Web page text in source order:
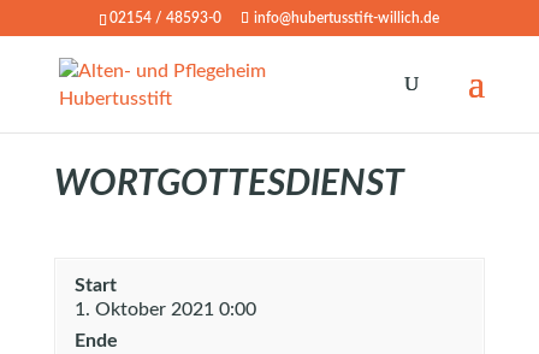
02154 / 48593-0 info@hubertusstift-willich.de
WORTGOTTESDIENST
Start
1. Oktober 2021 0:00
Ende